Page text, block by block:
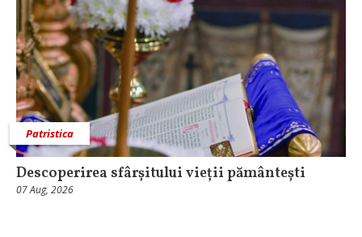
Patristica
Descoperirea sfârșitului vieții pământești
07 Aug, 2026